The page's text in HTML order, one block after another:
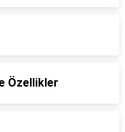
Özellikler